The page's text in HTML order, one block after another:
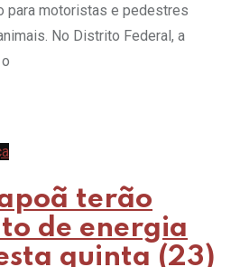
para motoristas e pedestres
No Distrito Federal, a
terão
de energia
quinta (23)